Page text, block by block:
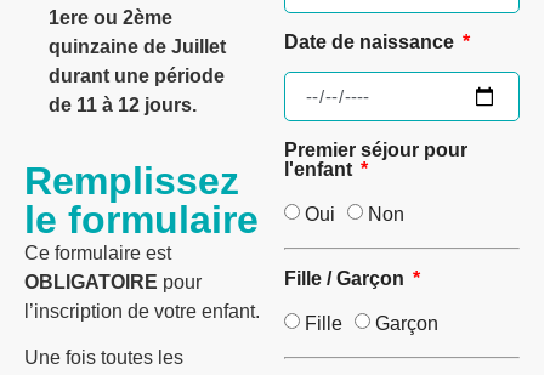
1ere ou 2ème
quinzaine de Juillet
durant une période
de 11 à 12 jours.
Remplissez
le formulaire
Ce formulaire est
OBLIGATOIRE pour
l’inscription de votre enfant.
Une fois toutes les
Date de naissance
Premier séjour pour
l'enfant
Oui Non
Fille / Garçon
Fille Garçon